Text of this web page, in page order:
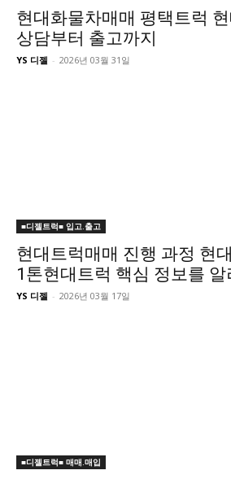
현대화물차매매 평택트럭
상담부터 출고까지
YS 디젤 - 2026년 03월 31일
■디젤트럭■ 입고.출고
현대트럭매매 진행 과정 현
1톤현대트럭 핵심 정보를
YS 디젤 - 2026년 03월 17일
■디젤트럭■ 매매.매입